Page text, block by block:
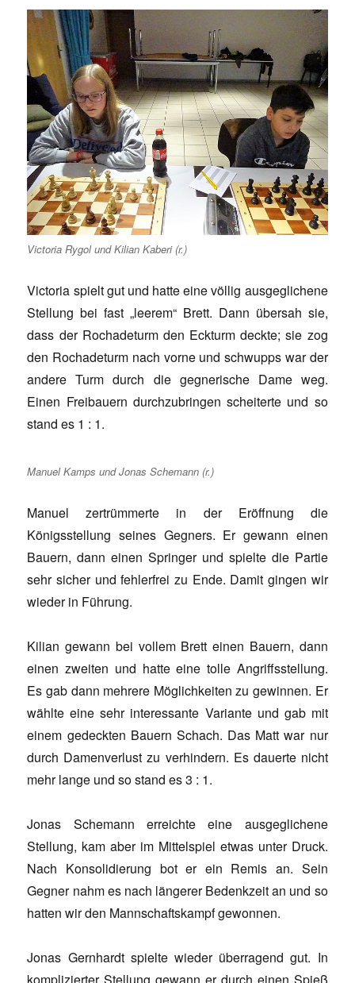
Victoria Rygol und Kilian Kaberi (r.)
Victoria spielt gut und hatte eine völlig ausgeglichene
Stellung bei fast „leerem“ Brett. Dann übersah sie,
dass der Rochadeturm den Eckturm deckte; sie zog
den Rochadeturm nach vorne und schwupps war der
andere Turm durch die gegnerische Dame weg.
Einen Freibauern durchzubringen scheiterte und so
stand es 1 : 1.
Manuel Kamps und Jonas Schemann (r.)
Manuel zertrümmerte in der Eröffnung die
Königsstellung seines Gegners. Er gewann einen
Bauern, dann einen Springer und spielte die Partie
sehr sicher und fehlerfrei zu Ende. Damit gingen wir
wieder in Führung.
Kilian gewann bei vollem Brett einen Bauern, dann
einen zweiten und hatte eine tolle Angriffsstellung.
Es gab dann mehrere Möglichkeiten zu gewinnen. Er
wählte eine sehr interessante Variante und gab mit
einem gedeckten Bauern Schach. Das Matt war nur
durch Damenverlust zu verhindern. Es dauerte nicht
mehr lange und so stand es 3 : 1.
Jonas Schemann erreichte eine ausgeglichene
Stellung, kam aber im Mittelspiel etwas unter Druck.
Nach Konsolidierung bot er ein Remis an. Sein
Gegner nahm es nach längerer Bedenkzeit an und so
hatten wir den Mannschaftskampf gewonnen.
Jonas Gernhardt spielte wieder überragend gut. In